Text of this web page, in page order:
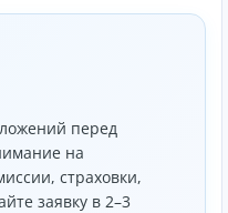
перед
на
страховки,
заявку в 2–3